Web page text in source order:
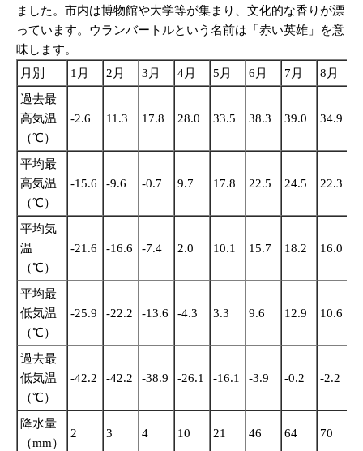
ました。市内は博物館や大学等が集まり、文化的な香りが漂
っています。ウランバートルという名前は「赤い英雄」を意
味します。
月別
1月 2月 3月 4月 5月 6月 7月 8月
過去最
高気温
（℃）
-2.6 11.3 17.8 28.0 33.5 38.3 39.0 34.9
平均最
高気温
（℃）
-15.6 -9.6 -0.7 9.7 17.8 22.5 24.5 22.3
平均気
温
（℃）
-21.6 -16.6 -7.4 2.0 10.1 15.7 18.2 16.0
平均最
低気温
（℃）
-25.9 -22.2 -13.6 -4.3 3.3 9.6 12.9 10.6
過去最
低気温
（℃）
-42.2 -42.2 -38.9 -26.1 -16.1 -3.9 -0.2 -2.2
降水量
（mm）
2 3 4 10 21 46 64 70